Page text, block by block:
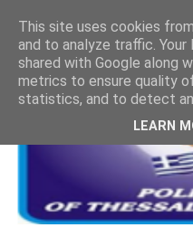
This site uses cookies
and to analyze traffic.
shared with Google along
metrics to ensure quality
statistics, and to detect
LEARN